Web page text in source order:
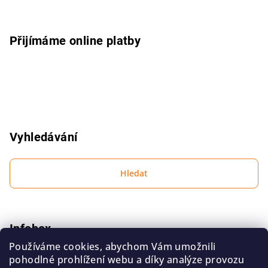
Používáme cookies, abychom Vám umožnili
pohodlné prohlížení webu a díky analýze provozu
Přijímáme online platby
Vyhledávání
Hledat
Infobox
Podmínky ochrany osobních údajů